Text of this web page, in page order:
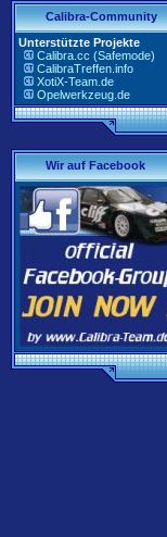
Calibra-Community
Unterstützte Projekte
Calibra.cc (Safemode)
CalibraTreffen.info
XotiX-Team.de
Opelwerkzeug.de
Wir auf Facebook